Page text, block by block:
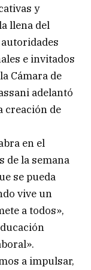
y
llena del
e invitados
Cámara de
adelantó
creación de
en el
de la semana
se pueda
vive un
a todos»,
a impulsar,